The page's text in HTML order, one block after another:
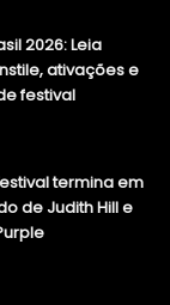
2026: Leia
ativações e
festival
termina em
de Judith Hill e